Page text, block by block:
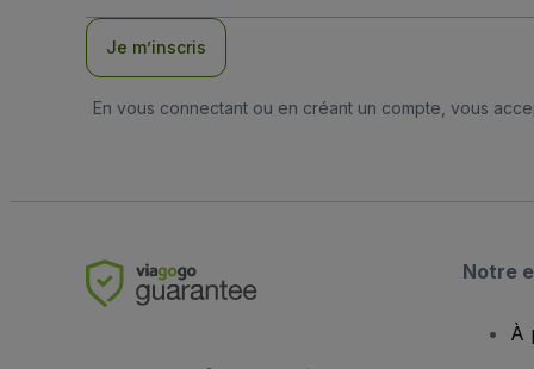
Je m’inscris
En vous connectant ou en créant un compte, vous
Notre
À